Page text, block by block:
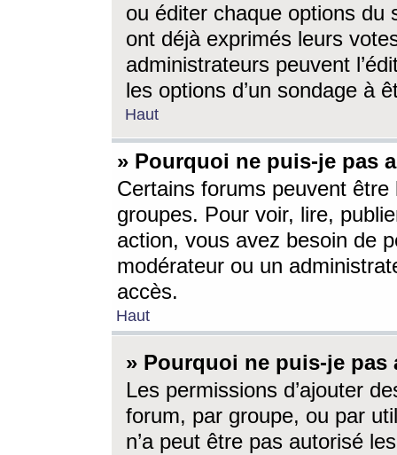
ou éditer chaque options du
ont déjà exprimés leurs
administrateurs peuvent
les options d’un sondage à
Haut
» Pourquoi ne puis-je pas
Certains forums peuvent être
groupes. Pour voir, lire,
action, vous avez besoin de
modérateur ou un
accès.
Haut
» Pourquoi ne puis-je
Les permissions d’ajouter
forum, par groupe, ou par
n’a peut être pas autorisé